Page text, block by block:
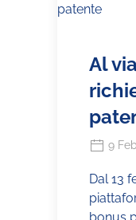
Al
9
Dal 13